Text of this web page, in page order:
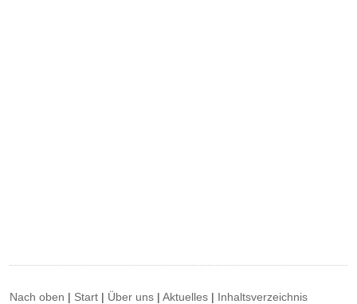
Nach oben | Start | Über uns |Aktuelles | Inhaltsverzeichnis